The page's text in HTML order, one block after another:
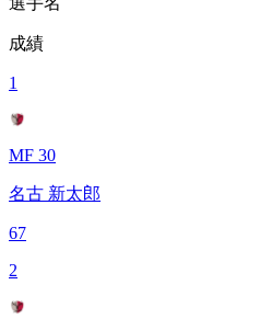
成績
1
MF 30
名古 新太郎
67
2